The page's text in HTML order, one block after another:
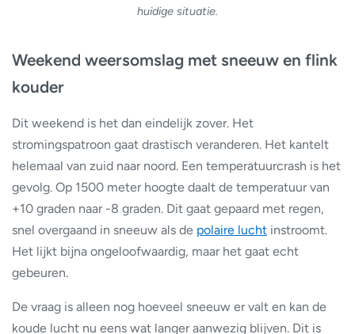
huidige situatie.
Weekend weersomslag met sneeuw en flink
kouder
Dit weekend is het dan eindelijk zover. Het
stromingspatroon gaat drastisch veranderen. Het kantelt
helemaal van zuid naar noord. Een temperatuurcrash is het
gevolg. Op 1500 meter hoogte daalt de temperatuur van
+10 graden naar -8 graden. Dit gaat gepaard met regen,
snel overgaand in sneeuw als de polaire lucht instroomt.
Het lijkt bijna ongeloofwaardig, maar het gaat echt
gebeuren.
De vraag is alleen nog hoeveel sneeuw er valt en kan de
koude lucht nu eens wat langer aanwezig blijven. Dit is